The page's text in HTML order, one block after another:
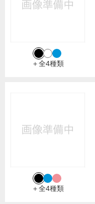
＋全4種類
＋全4種類